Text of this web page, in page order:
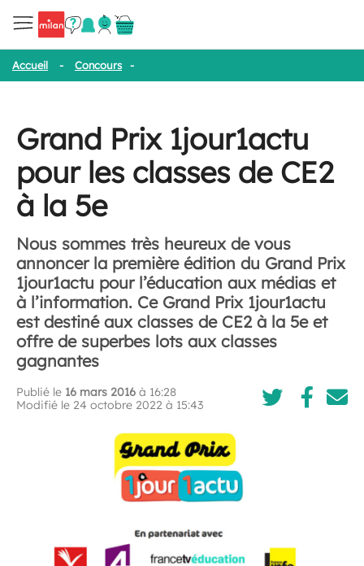
Accueil - Concours -
Grand Prix 1jour1actu
pour les classes de CE2
à la 5e
Nous sommes très heureux de vous
annoncer la première édition du Grand Prix
1jour1actu pour l’éducation aux médias et
à l’information. Ce Grand Prix 1jour1actu
est destiné aux classes de CE2 à la 5e et
offre de superbes lots aux classes
gagnantes
Publié le 16 mars 2016 à 16:28
Modifié le 24 octobre 2022 à 15:43